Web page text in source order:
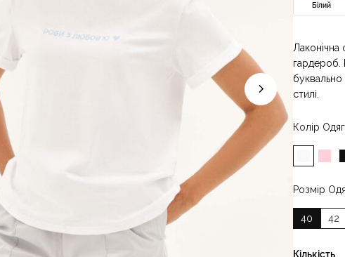
Білий
гардероб.
стилі.
Колір
Розмір
40 42
Кількість